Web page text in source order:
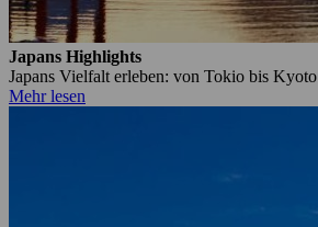
Japans Highlights
Japans Vielfalt erleben: von Tokio bis Kyoto
Mehr lesen